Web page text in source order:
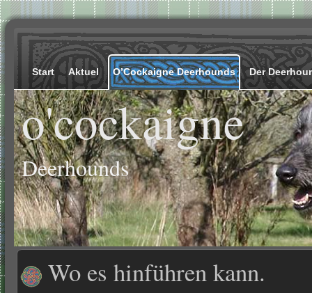
Start Aktuel O’Cockaigne Deerhounds Der
o'cockaigne
Deerhounds
Wo es hinführen kann.